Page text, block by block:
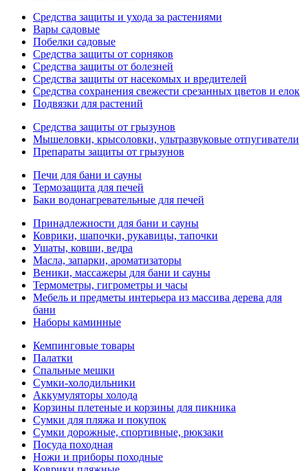
Средства защиты и ухода за растениями
Вары садовые
Побелки садовые
Средства защиты от сорняков
Средства защиты от болезней
Средства защиты от насекомых и вредителей
Средства сохранения свежести срезанных цветов и елок
Подвязки для растений
Средства защиты от грызунов
Мышеловки, крысоловки, ультразвуковые отпугиватели
Препараты защиты от грызунов
Печи для бани и сауны
Термозащита для печей
Баки водонагревательные для печей
Принадлежности для бани и сауны
Коврики, шапочки, рукавицы, тапочки
Ушаты, ковши, ведра
Масла, запарки, ароматизаторы
Веники, массажеры для бани и сауны
Термометры, гигрометры и часы
Мебель и предметы интерьера из массива дерева для
бани
Наборы каминные
Кемпинговые товары
Палатки
Спальные мешки
Сумки-холодильники
Аккумуляторы холода
Корзины плетеные и корзины для пикника
Сумки для пляжа и покупок
Сумки дорожные, спортивные, рюкзаки
Посуда походная
Ножи и приборы походные